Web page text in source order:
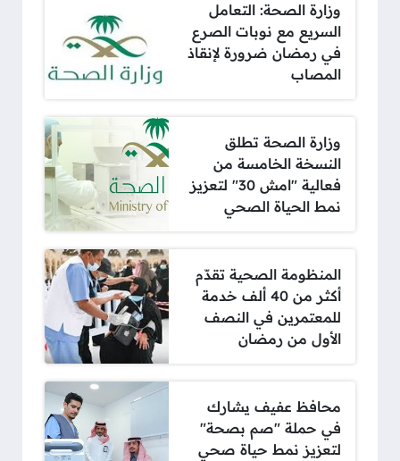
وزارة الصحة: التعامل
السريع مع نوبات الصرع
في رمضان ضرورة لإنقاذ
المصاب
وزارة الصحة تطلق
النسخة الخامسة من
فعالية "امش 30" لتعزيز
نمط الحياة الصحي
المنظومة الصحية تقدّم
أكثر من 40 ألف خدمة
للمعتمرين في النصف
الأول من رمضان
محافظ عفيف يشارك
في حملة "صم بصحة"
لتعزيز نمط حياة صحي